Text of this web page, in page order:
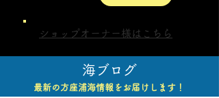
ショップオーナー様はこちら
海ブログ
最新の方座浦海情報をお届けします！